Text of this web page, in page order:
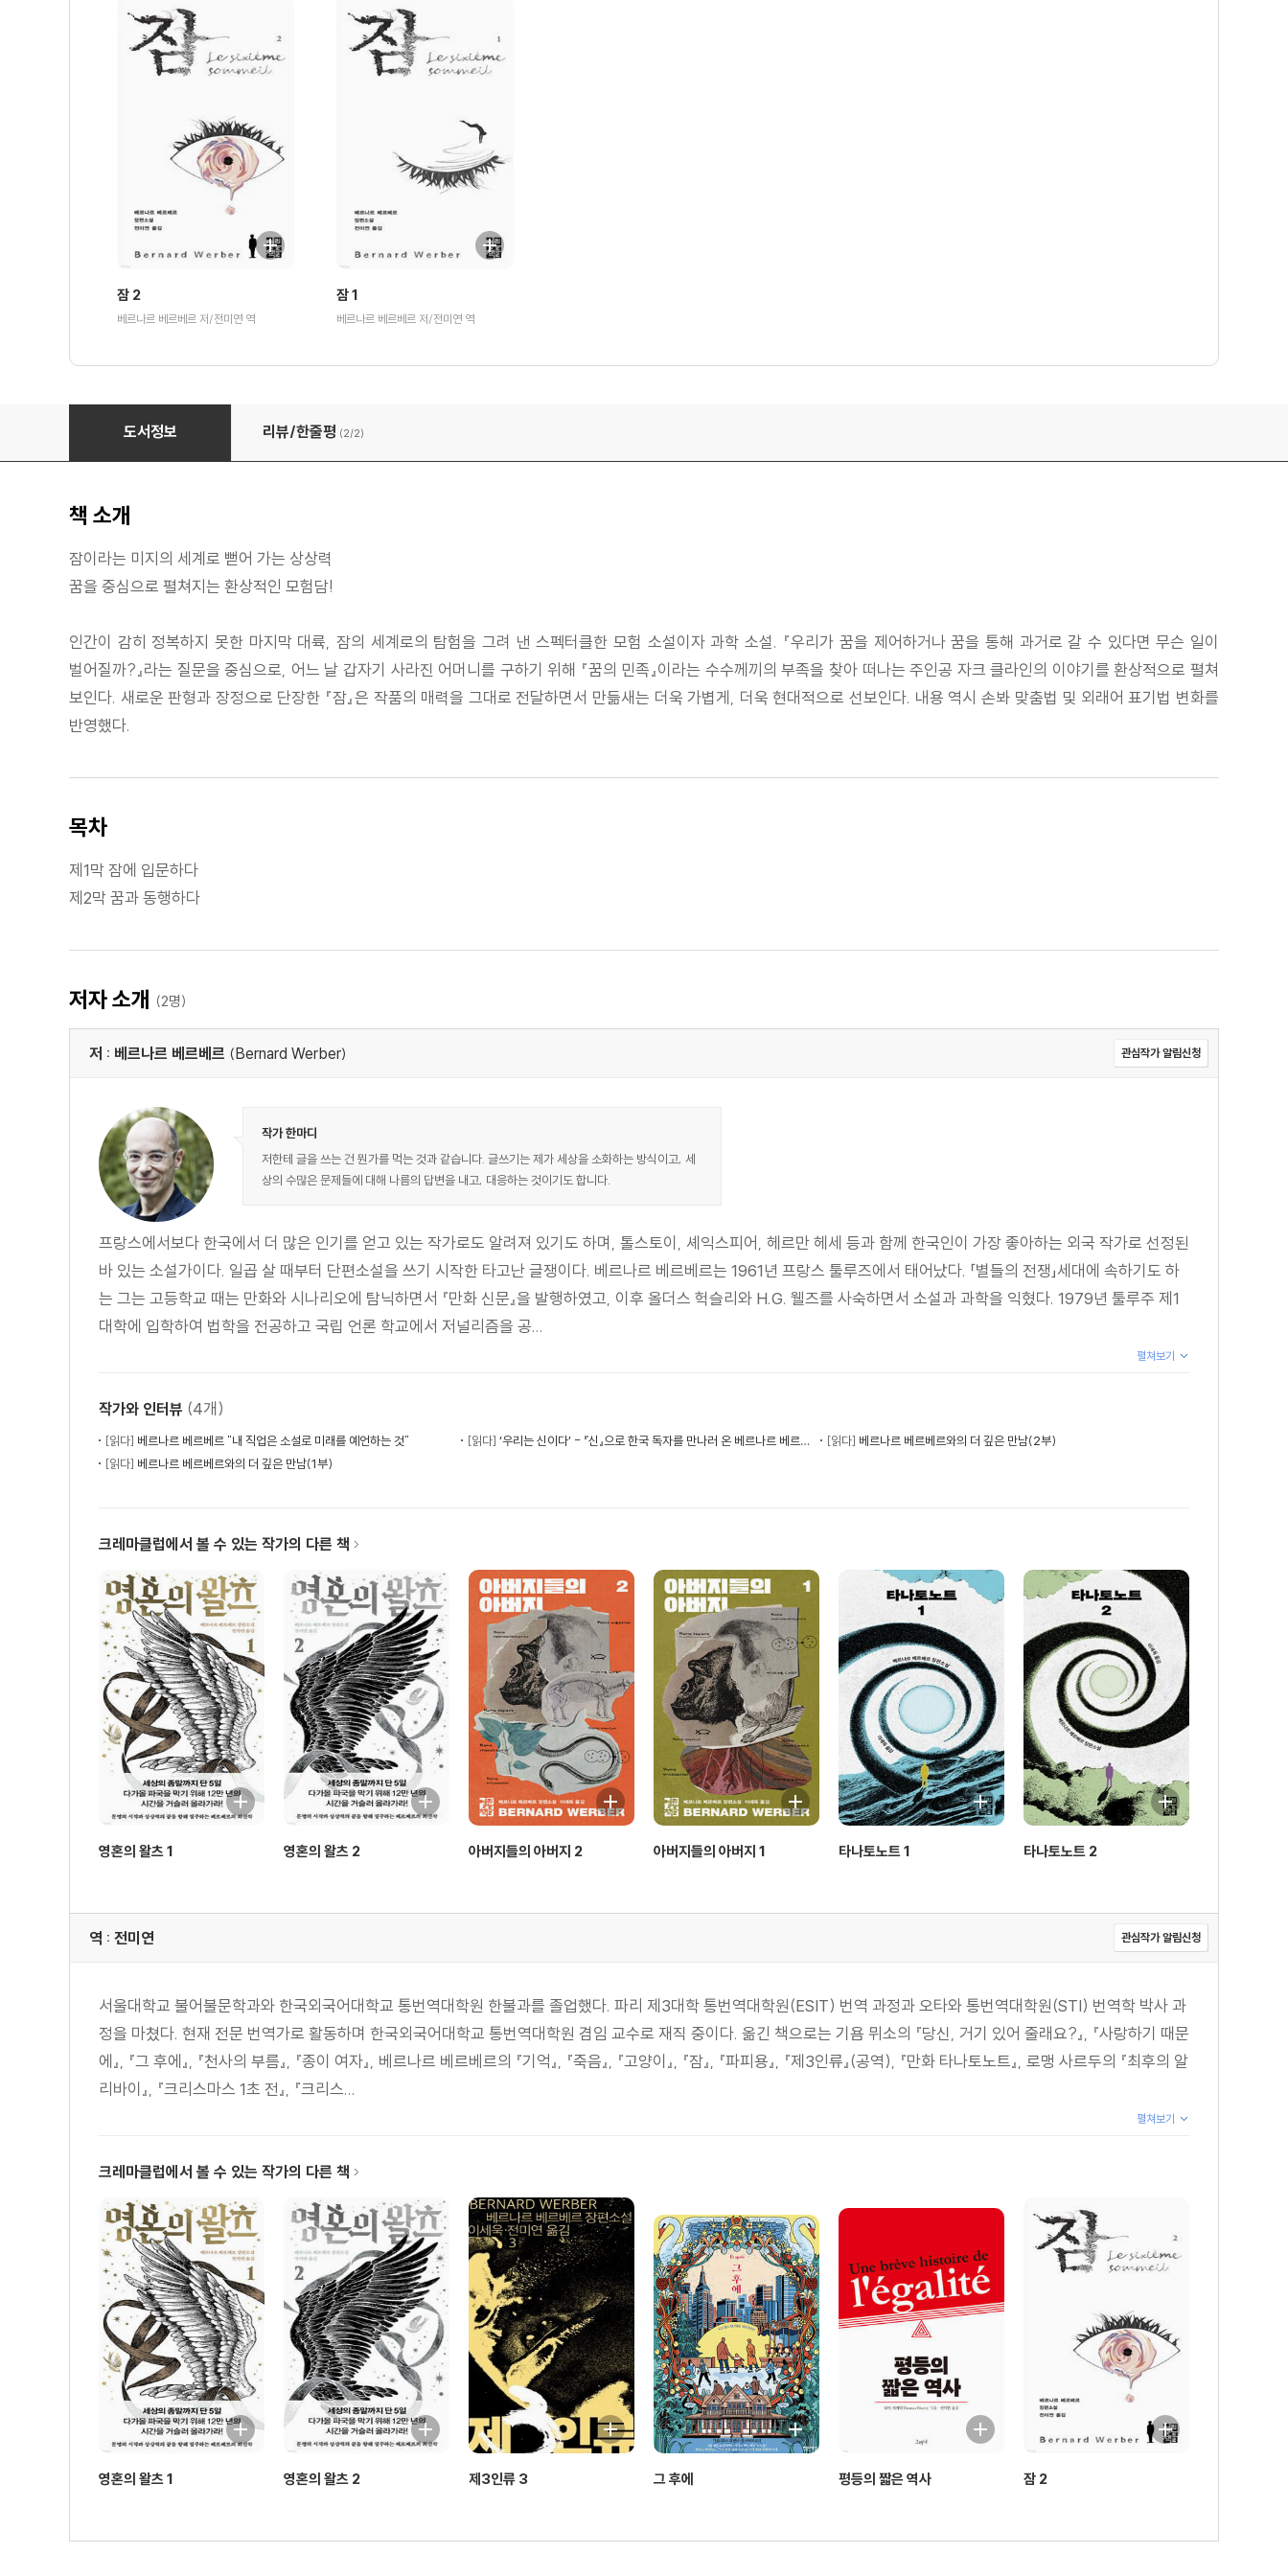
잠 2
베르나르 베르베르 저/전미연 역
잠 1
베르나르 베르베르 저/전미연 역
도서정보 리뷰/한줄평 (2/2)
책 소개
잠이라는 미지의 세계로 뻗어 가는 상상력
꿈을 중심으로 펼쳐지는 환상적인 모험담!
인간이 감히 정복하지 못한 마지막 대륙, 잠의 세계로의 탐험을 그려 낸 스펙터클한 모험 소설이자 과학 소설. 『우리가 꿈을 제어하거나 꿈을 통해 과거로 갈 수 있다면 무슨 일이
벌어질까?』라는 질문을 중심으로, 어느 날 갑자기 사라진 어머니를 구하기 위해 『꿈의 민족』이라는 수수께끼의 부족을 찾아 떠나는 주인공 자크 클라인의 이야기를 환상적으로 펼쳐
보인다. 새로운 판형과 장정으로 단장한 『잠』은 작품의 매력을 그대로 전달하면서 만듦새는 더욱 가볍게, 더욱 현대적으로 선보인다. 내용 역시 손봐 맞춤법 및 외래어 표기법 변화를
반영했다.
목차
제1막 잠에 입문하다
제2막 꿈과 동행하다
저자 소개 (2명)
저 : 베르나르 베르베르 (Bernard Werber) 관심작가 알림신청
작가 한마디
저한테 글을 쓰는 건 뭔가를 먹는 것과 같습니다. 글쓰기는 제가 세상을 소화하는 방식이고, 세
상의 수많은 문제들에 대해 나름의 답변을 내고, 대응하는 것이기도 합니다.
프랑스에서보다 한국에서 더 많은 인기를 얻고 있는 작가로도 알려져 있기도 하며, 톨스토이, 셰익스피어, 헤르만 헤세 등과 함께 한국인이 가장 좋아하는 외국 작가로 선정된
바 있는 소설가이다. 일곱 살 때부터 단편소설을 쓰기 시작한 타고난 글쟁이다. 베르나르 베르베르는 1961년 프랑스 툴루즈에서 태어났다. 「별들의 전쟁」세대에 속하기도 하
는 그는 고등학교 때는 만화와 시나리오에 탐닉하면서 『만화 신문』을 발행하였고, 이후 올더스 헉슬리와 H.G. 웰즈를 사숙하면서 소설과 과학을 익혔다. 1979년 툴루주 제1
대학에 입학하여 법학을 전공하고 국립 언론 학교에서 저널리즘을 공...
펼쳐보기
작가와 인터뷰 (4개)
[읽다] 베르나르 베르베르 "내 직업은 소설로 미래를 예언하는 것" [읽다] ‘우리는 신이다’ - 『신』으로 한국 독자를 만나러 온 베르나르 베르베르 [읽다] 베르나르 베르베르와의 더 깊은 만남(2부)
[읽다] 베르나르 베르베르와의 더 깊은 만남(1부)
크레마클럽에서 볼 수 있는 작가의 다른 책
영혼의 왈츠 1 영혼의 왈츠 2 아버지들의 아버지 2 아버지들의 아버지 1 타나토노트 1 타나토노트 2
역 : 전미연 관심작가 알림신청
서울대학교 불어불문학과와 한국외국어대학교 통번역대학원 한불과를 졸업했다. 파리 제3대학 통번역대학원(ESIT) 번역 과정과 오타와 통번역대학원(STI) 번역학 박사 과
정을 마쳤다. 현재 전문 번역가로 활동하며 한국외국어대학교 통번역대학원 겸임 교수로 재직 중이다. 옮긴 책으로는 기욤 뮈소의 『당신, 거기 있어 줄래요?』, 『사랑하기 때문
에』, 『그 후에』, 『천사의 부름』, 『종이 여자』, 베르나르 베르베르의 『기억』, 『죽음』, 『고양이』, 『잠』, 『파피용』, 『제3인류』(공역), 『만화 타나토노트』, 로맹 사르두의 『최후의 알
리바이』, 『크리스마스 1초 전』, 『크리스...
펼쳐보기
크레마클럽에서 볼 수 있는 작가의 다른 책
영혼의 왈츠 1 영혼의 왈츠 2 제3인류 3 그 후에 평등의 짧은 역사 잠 2